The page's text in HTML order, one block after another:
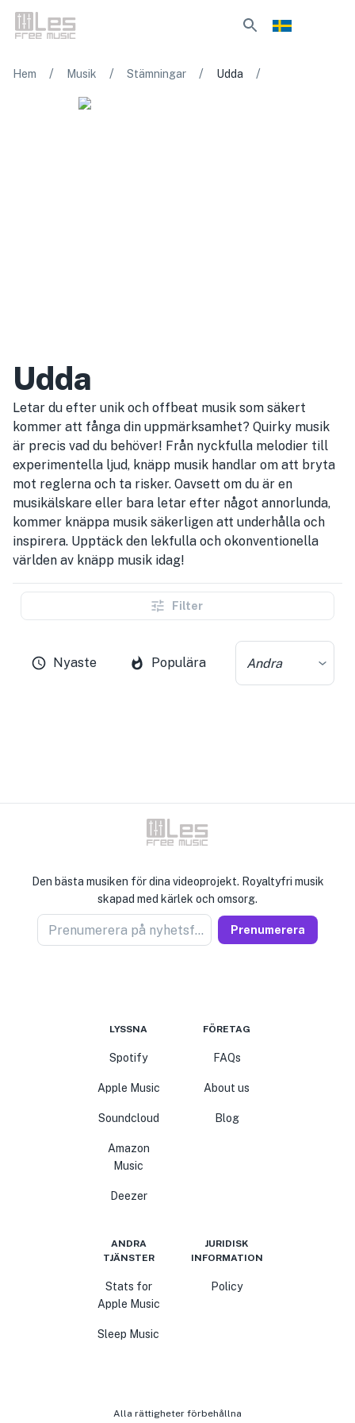
Hem / Musik / Stämningar / Udda /
Udda
Letar du efter unik och offbeat musik som säkert
kommer att fånga din uppmärksamhet? Quirky musik
är precis vad du behöver! Från nyckfulla melodier till
experimentella ljud, knäpp musik handlar om att bryta
mot reglerna och ta risker. Oavsett om du är en
musikälskare eller bara letar efter något annorlunda,
kommer knäppa musik säkerligen att underhålla och
inspirera. Upptäck den lekfulla och okonventionella
världen av knäpp musik idag!
Filter
Nyaste Populära Andra
Den bästa musiken för dina videoprojekt. Royaltyfri musik
skapad med kärlek och omsorg.
Prenumerera på nyhetsförsäljare Prenumerera
LYSSNA
Spotify
Apple Music
Soundcloud
Amazon
Music
Deezer
FÖRETAG
FAQs
About us
Blog
ANDRA
TJÄNSTER
Stats for
Apple Music
Sleep Music
JURIDISK
INFORMATION
Policy
Alla rättigheter förbehållna